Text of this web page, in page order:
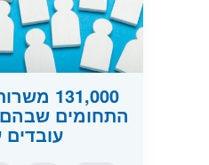
131,000
התחומים
עובדים